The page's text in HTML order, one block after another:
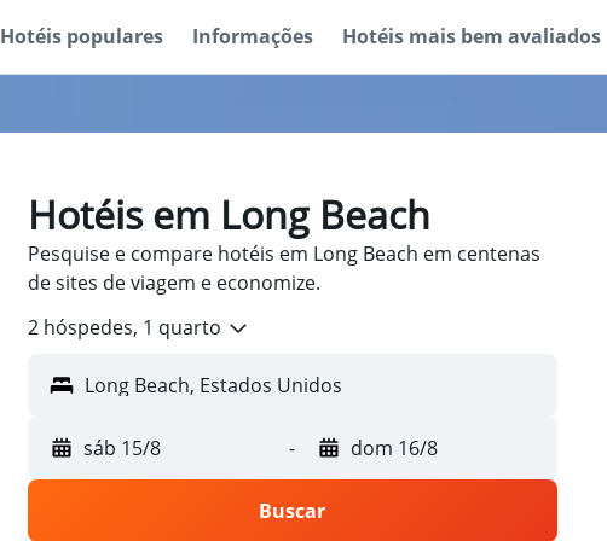
Hotéis populares Informações Hotéis mais bem avaliados
Hotéis em Long Beach
Pesquise e compare hotéis em Long Beach em centenas
de sites de viagem e economize.
2 hóspedes, 1 quarto
sáb 15/8 - dom 16/8
Buscar